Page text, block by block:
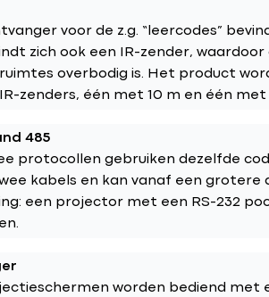
voor de z.g. “leercodes”
zich ook een IR-zender,
overbodig is. Het product
zenders, één met 10 m en één
485
protocollen gebruiken dezelfde
kabels en kan vanaf een grotere
een projector met een RS-232
worden bediend met